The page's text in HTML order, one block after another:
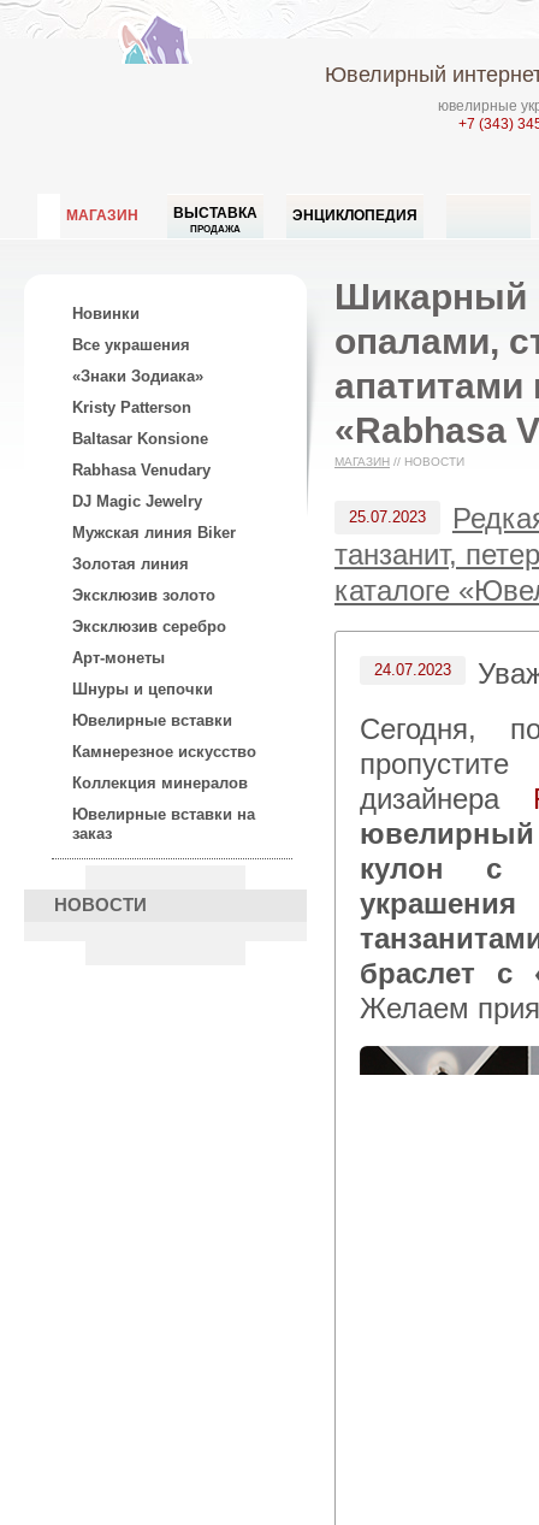
Ювелирный
ювелирные
+7 (343)
МАГАЗИН ВЫСТАВКА
ПРОДАЖА
ЭНЦИКЛОПЕДИЯ
Новинки
Все украшения
«Знаки Зодиака»
Kristy Patterson
Baltasar Konsione
Rabhasa Venudary
DJ Magic Jewelry
Мужская линия Biker
Золотая линия
Эксклюзив золото
Эксклюзив серебро
Арт-монеты
Шнуры и цепочки
Ювелирные вставки
Камнерезное искусство
Коллекция минералов
Ювелирные вставки на
заказ
НОВОСТИ
Шикарный
опалами,
апатитами
«Rabhasa
МАГАЗИН // НОВОСТИ
25.07.2023
танзанит,
каталоге
24.07.2023
Сегодня, после 15:00 по московскому времени не
дизайнера
ювелирный
кулон с
браслет с
Желаем